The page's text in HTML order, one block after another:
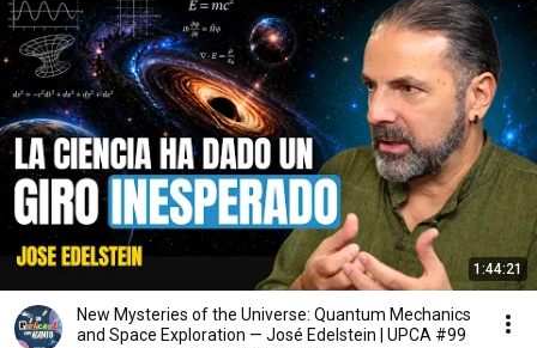
1:44:21
New Mysteries of the Universe: Quantum Mechanics
and Space Exploration — José Edelstein | UPCA #99